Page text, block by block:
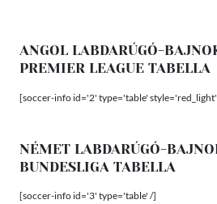
ANGOL LABDARÚGÓ-
PREMIER LEAGUE TABELLA
[soccer-info id='2' type='table'
NÉMET LABDARÚGÓ-
BUNDESLIGA TABELLA
[soccer-info id='3' type='table' /]